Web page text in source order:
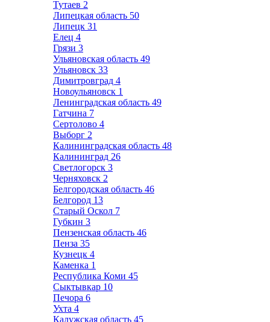
Тутаев 2
Липецкая область 50
Липецк 31
Елец 4
Грязи 3
Ульяновская область 49
Ульяновск 33
Димитровград 4
Новоульяновск 1
Ленинградская область 49
Гатчина 7
Сертолово 4
Выборг 2
Калининградская область 48
Калининград 26
Светлогорск 3
Черняховск 2
Белгородская область 46
Белгород 13
Старый Оскол 7
Губкин 3
Пензенская область 46
Пенза 35
Кузнецк 4
Каменка 1
Республика Коми 45
Сыктывкар 10
Печора 6
Ухта 4
Калужская область 45